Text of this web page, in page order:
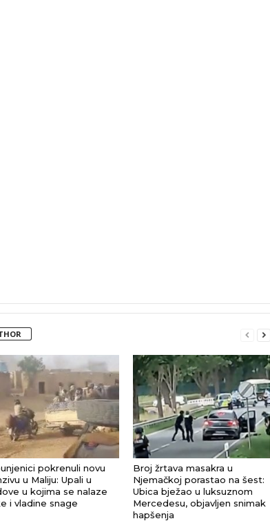
pokrenuli novu
u Maliju: Upali u
u kojima se nalaze
i vladine snage
Broj žrtava masakra u
Njemačkoj porastao na šest:
Ubica bježao u luksuznom
Mercedesu, objavljen snimak
hapšenja